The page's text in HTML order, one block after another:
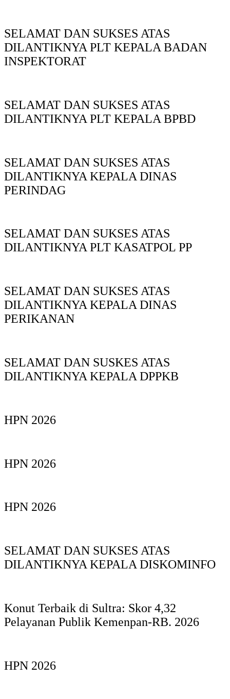
SELAMAT DAN SUKSES ATAS
DILANTIKNYA PLT KEPALA BADAN
INSPEKTORAT
SELAMAT DAN SUKSES ATAS
DILANTIKNYA PLT KEPALA BPBD
SELAMAT DAN SUKSES ATAS
DILANTIKNYA KEPALA DINAS
PERINDAG
SELAMAT DAN SUKSES ATAS
DILANTIKNYA PLT KASATPOL PP
SELAMAT DAN SUKSES ATAS
DILANTIKNYA KEPALA DINAS
PERIKANAN
SELAMAT DAN SUSKES ATAS
DILANTIKNYA KEPALA DPPKB
HPN 2026
HPN 2026
HPN 2026
SELAMAT DAN SUKSES ATAS
DILANTIKNYA KEPALA DISKOMINFO
Konut Terbaik di Sultra: Skor 4,32
Pelayanan Publik Kemenpan-RB. 2026
HPN 2026